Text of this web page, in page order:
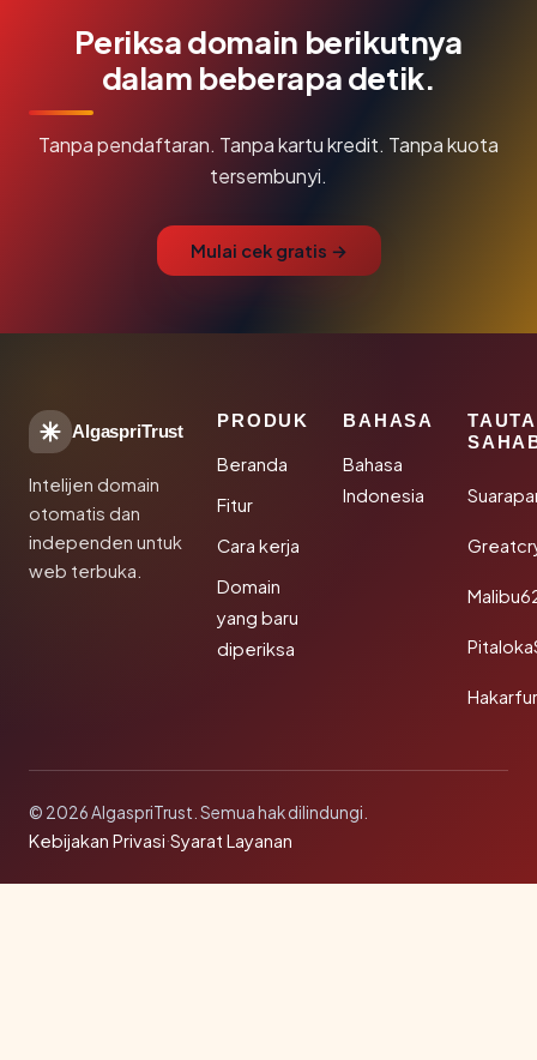
Periksa domain berikutnya
dalam beberapa detik.
Tanpa pendaftaran. Tanpa kartu kredit. Tanpa kuota
tersembunyi.
Mulai cek gratis →
AlgaspriTrust
Intelijen domain
otomatis dan
independen untuk
web terbuka.
PRODUK
Beranda
Fitur
Cara kerja
Domain
yang baru
diperiksa
BAHASA
Bahasa
Indonesia
© 2026 AlgaspriTrust. Semua hak dilindungi.
Kebijakan Privasi·Syarat Layanan